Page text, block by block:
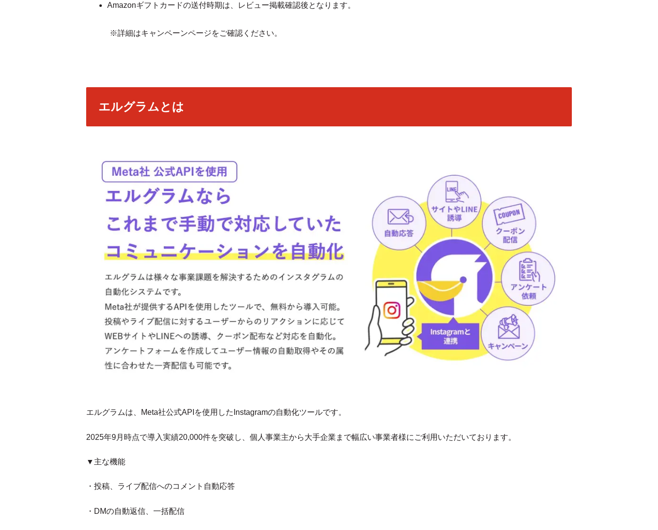
Amazonギフトカードの送付時期は、レビュー掲載確認後となります。
※詳細はキャンペーンページをご確認ください。
エルグラムとは
エルグラムは、Meta社公式APIを使用したInstagramの自動化ツールです。
2025年9月時点で導入実績20,000件を突破し、個人事業主から大手企業まで幅広い事業者様にご利用いただいております。
▼主な機能
・投稿、ライブ配信へのコメント自動応答
・DMの自動返信、一括配信